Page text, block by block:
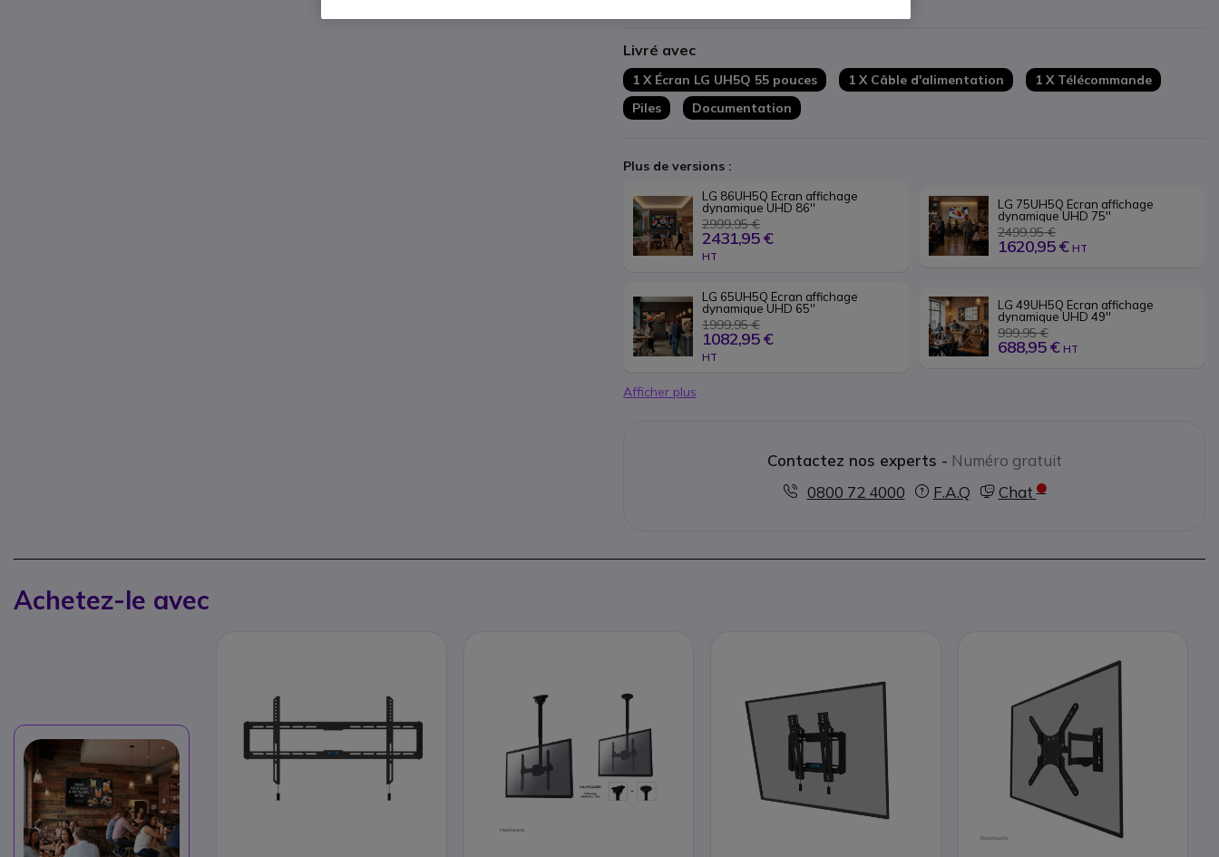
Structure fiable : protection contre la poussière et l'humidité (IP5x)
Livré avec
1 X Écran LG UH5Q 55 pouces 1 X Câble d'alimentation
1 X Télécommande
Piles
Documentation
Plus de versions :
LG 86UH5Q Écran affichage
dynamique UHD 86''
2999,95 €
2431,95 €
HT
LG 75UH5Q Écran affichage
dynamique UHD 75''
2499,95 €
1620,95 € HT
LG 65UH5Q Écran affichage
dynamique UHD 65''
1999,95 €
1082,95 €
HT
LG 49UH5Q Écran affichage
dynamique UHD 49''
999,95 €
688,95 € HT
Afficher plus
Contactez nos experts - Numéro gratuit
0800 72 4000
F.A.Q Chat
Achetez-le avec